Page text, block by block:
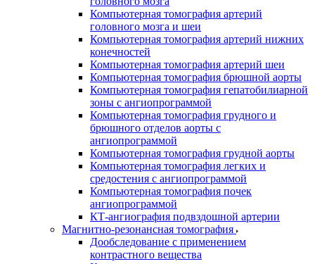
Компьютерная томография артерий
головного мозга и шеи
Компьютерная томография артерий нижних
конечностей
Компьютерная томография артерий шеи
Компьютерная томография брюшной аорты
Компьютерная томография гепатобилиарной
зоны с ангиопрограммой
Компьютерная томография грудного и
брюшного отделов аорты с
ангиопрограммой
Компьютерная томография грудной аорты
Компьютерная томография легких и
средостения с ангиопрограммой
Компьютерная томография почек
ангиопрограммой
КТ-ангиография подвздошной артерии
Магнитно-резонансная томография
Дообследование с применением
контрастного вещества